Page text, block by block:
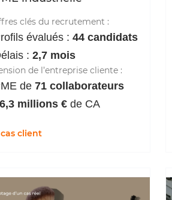
clés du recrutement :
évalués : 44 candidats
: 2,7 mois
de l’entreprise cliente :
de 71 collaborateurs
millions € de CA
client